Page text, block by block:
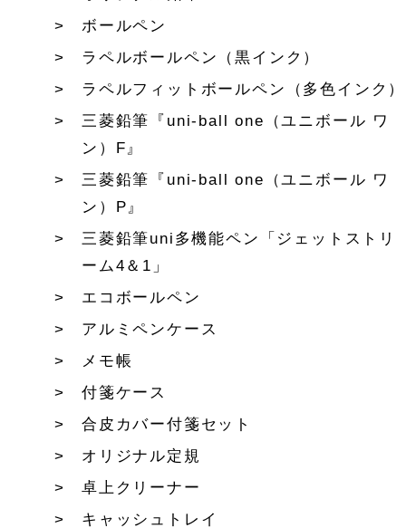
ボールペン
ラペルボールペン（黒インク）
ラペルフィットボールペン（多色インク）
三菱鉛筆『uni-ball one（ユニボール ワ
ン）F』
三菱鉛筆『uni-ball one（ユニボール ワ
ン）P』
三菱鉛筆uni多機能ペン「ジェットストリ
ーム4＆1」
エコボールペン
アルミペンケース
メモ帳
付箋ケース
合皮カバー付箋セット
オリジナル定規
卓上クリーナー
キャッシュトレイ